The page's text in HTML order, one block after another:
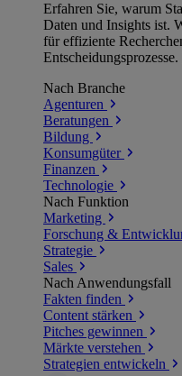
Erfahren Sie, warum
Daten und Insights ist.
für effiziente
Entscheidungsprozesse.
Nach Branche
Agenturen
Beratungen
Bildung
Konsumgüter
Finanzen
Technologie
Nach Funktion
Marketing
Forschung &
Strategie
Sales
Nach Anwendungsfall
Fakten finden
Content stärken
Pitches gewinnen
Märkte verstehen
Strategien entwickeln